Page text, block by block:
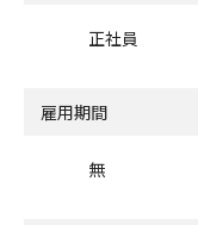
正社員
雇用期間
無